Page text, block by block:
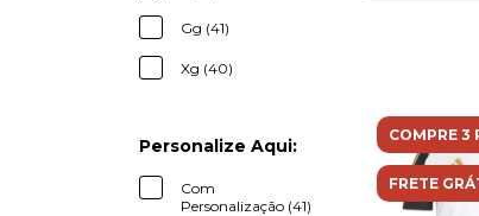
Gg (41)
Xg (40)
Personalize Aqui:
Com
Personalização (41)
COMPRE 3
FRETE